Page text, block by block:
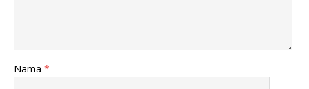
Nama *